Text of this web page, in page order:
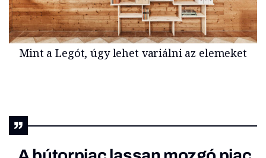
Mint a Legót, úgy lehet variálni az elemeket